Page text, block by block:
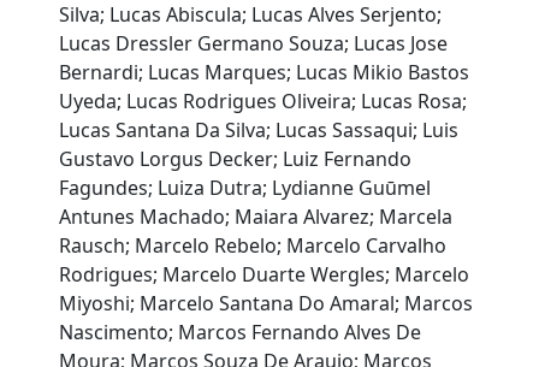
Silva; Lucas Abiscula; Lucas Alves Serjento;
Lucas Dressler Germano Souza; Lucas Jose
Bernardi; Lucas Marques; Lucas Mikio Bastos
Uyeda; Lucas Rodrigues Oliveira; Lucas Rosa;
Lucas Santana Da Silva; Lucas Sassaqui; Luis
Gustavo Lorgus Decker; Luiz Fernando
Fagundes; Luiza Dutra; Lydianne Guūmel
Antunes Machado; Maiara Alvarez; Marcela
Rausch; Marcelo Rebelo; Marcelo Carvalho
Rodrigues; Marcelo Duarte Wergles; Marcelo
Miyoshi; Marcelo Santana Do Amaral; Marcos
Nascimento; Marcos Fernando Alves De
Moura; Marcos Souza De Araujo; Marcos